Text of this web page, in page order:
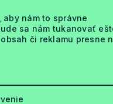
nám to správne
sa nám tukanovať
či reklamu presne